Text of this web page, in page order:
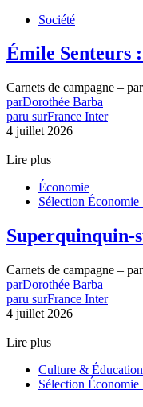
Société
Émile Senteurs
Carnets de campagne –
parDorothée Barba
paru surFrance Inter
4 juillet 2026
Lire plus
Économie
Sélection
Superquinquin-
Carnets de campagne –
parDorothée Barba
paru surFrance Inter
4 juillet 2026
Lire plus
Culture & Éducation
Sélection